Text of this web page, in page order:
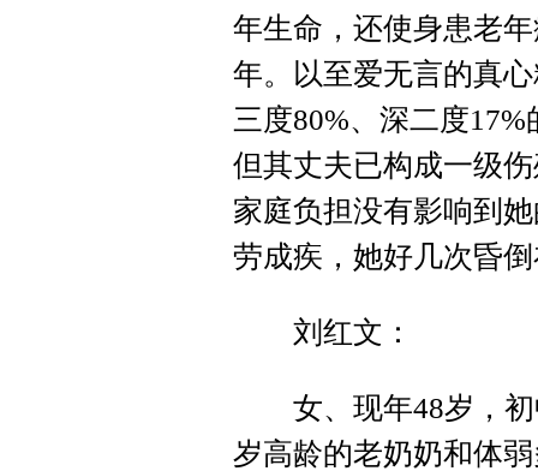
年生命，还使身患老
年。以至爱无言的真
三度80%、深二度
但其丈夫已构成一级
家庭负担没有影响到
劳成疾，她好几次昏
刘红文：
女、现年48岁，初
岁高龄的老奶奶和体